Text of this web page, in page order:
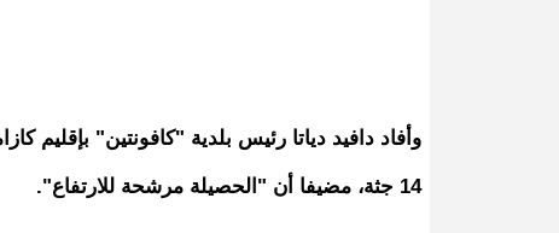
وأفاد دافيد دياتا رئيس بلدية "كافونتين" بإقليم
14 جثة، مضيفا أن "الحصيلة مرشحة للارتفاع".